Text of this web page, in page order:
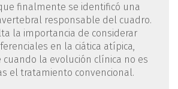
finalmente se identificó una
responsable del cuadro.
la importancia de considerar
en la ciática atípica,
la evolución clínica no es
el tratamiento convencional.